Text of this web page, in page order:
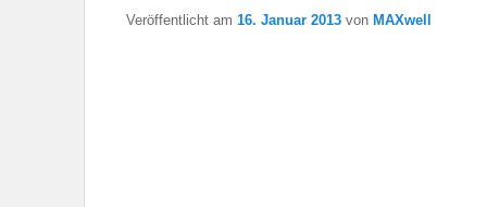
Veröffentlicht am 16. Januar 2013 von MAXwell